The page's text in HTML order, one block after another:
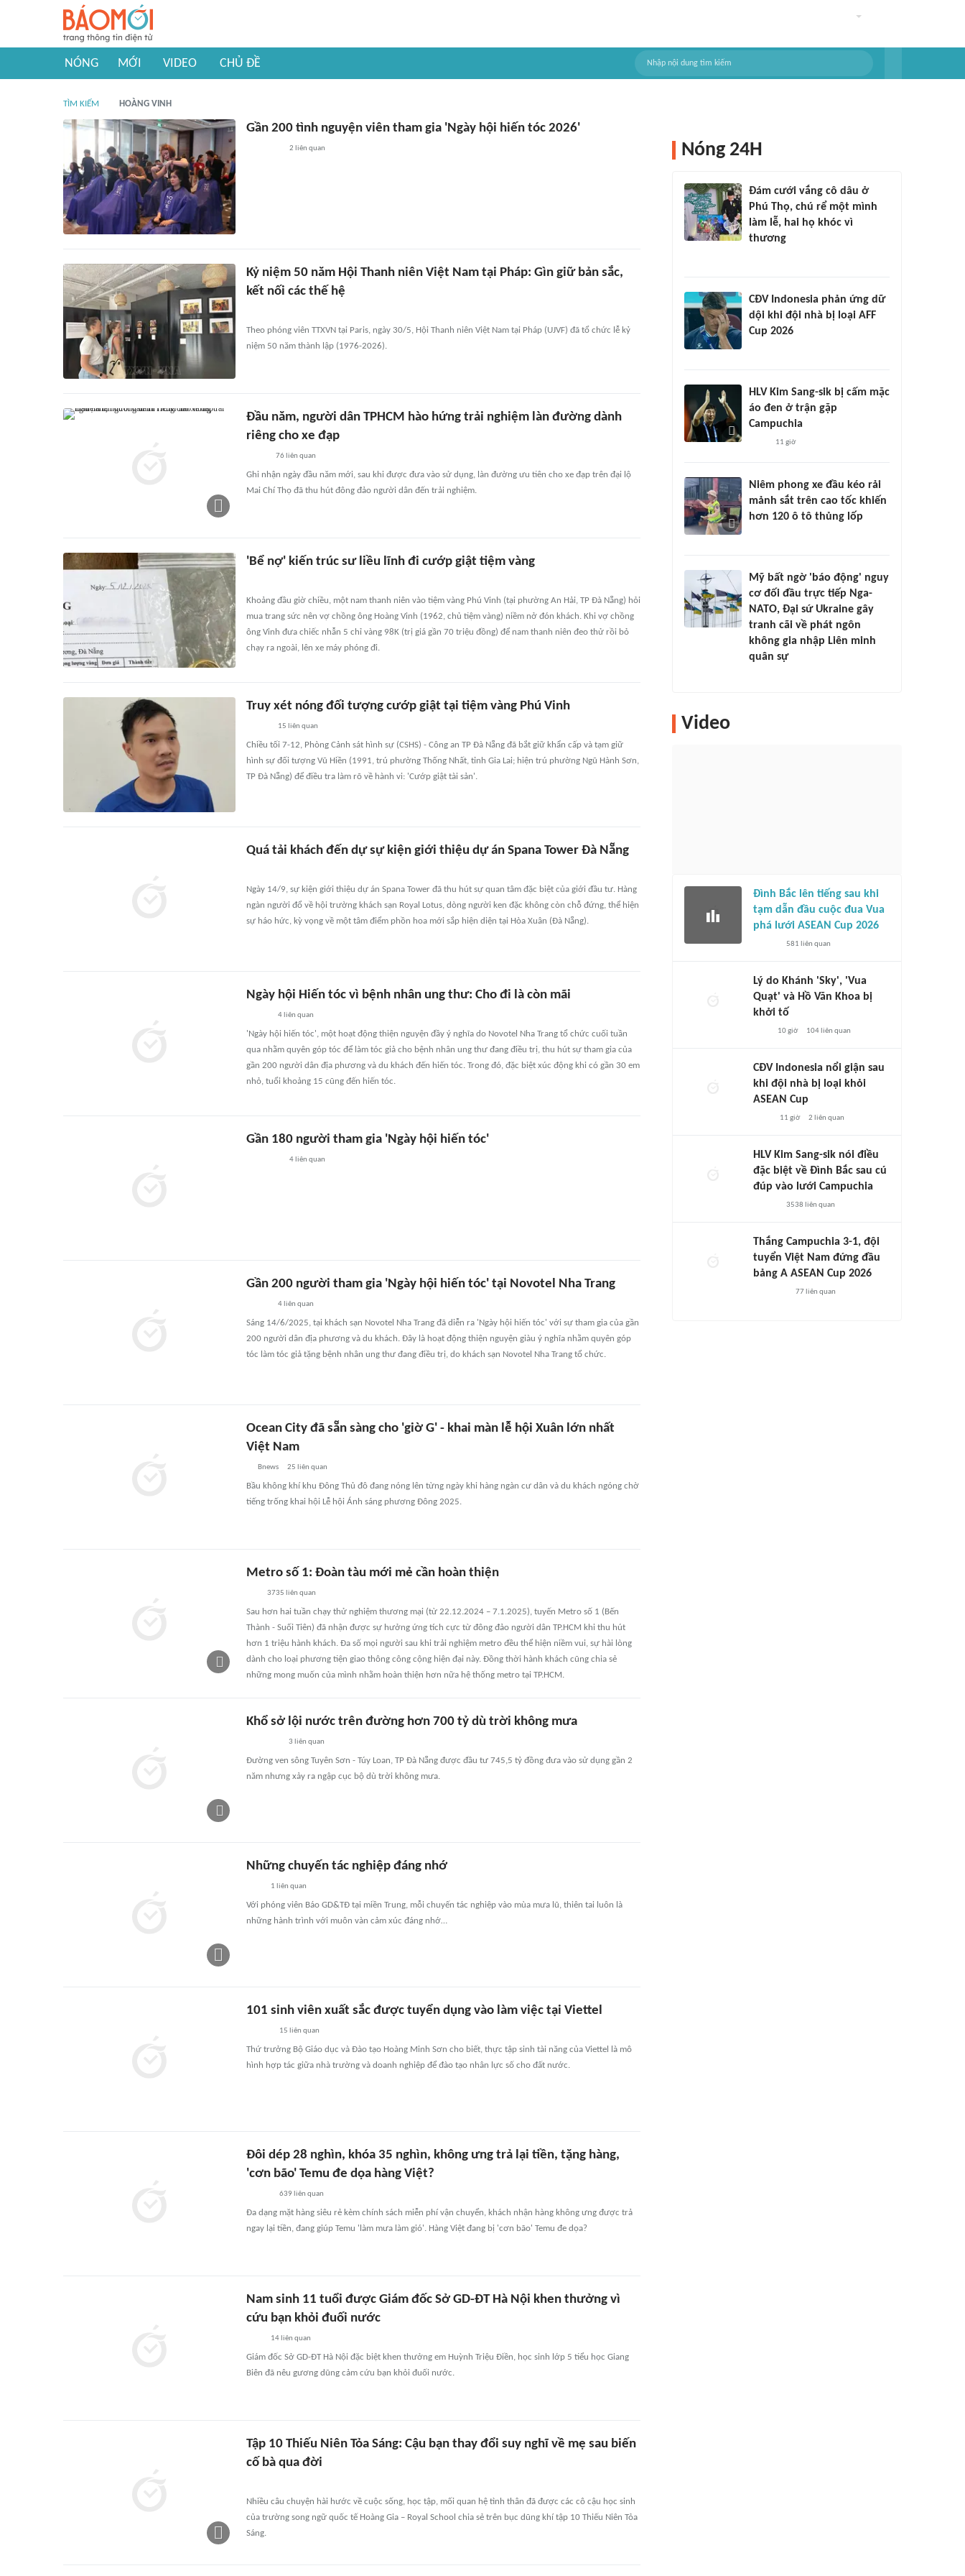
NÓNG MỚI VIDEO CHỦ ĐỀ
TÌM KIẾM HOÀNG VINH
Gần 200 tình nguyện viên tham gia 'Ngày hội hiến tóc 2026'
2 liên quan
Kỷ niệm 50 năm Hội Thanh niên Việt Nam tại Pháp: Gìn giữ bản sắc,
kết nối các thế hệ
Theo phóng viên TTXVN tại Paris, ngày 30/5, Hội Thanh niên Việt Nam tại Pháp (UJVF) đã tổ chức lễ kỷ
niệm 50 năm thành lập (1976-2026).
Đầu năm, người dân TPHCM hào hứng trải nghiệm làn đường dành
riêng cho xe đạp
76 liên quan
Ghi nhận ngày đầu năm mới, sau khi được đưa vào sử dụng, làn đường ưu tiên cho xe đạp trên đại lộ
Mai Chí Thọ đã thu hút đông đảo người dân đến trải nghiệm.
'Bể nợ' kiến trúc sư liều lĩnh đi cướp giật tiệm vàng
Khoảng đầu giờ chiều, một nam thanh niên vào tiệm vàng Phú Vinh (tại phường An Hải, TP Đà Nẵng) hỏi
mua trang sức nên vợ chồng ông Hoàng Vinh (1962, chủ tiệm vàng) niềm nở đón khách. Khi vợ chồng
ông Vinh đưa chiếc nhẫn 5 chỉ vàng 98K (trị giá gần 70 triệu đồng) để nam thanh niên đeo thử rồi bỏ
chạy ra ngoài, lên xe máy phóng đi.
Truy xét nóng đối tượng cướp giật tại tiệm vàng Phú Vinh
15 liên quan
Chiều tối 7-12, Phòng Cảnh sát hình sự (CSHS) - Công an TP Đà Nẵng đã bắt giữ khẩn cấp và tạm giữ
hình sự đối tượng Vũ Hiền (1991, trú phường Thống Nhất, tỉnh Gia Lai; hiện trú phường Ngũ Hành Sơn,
TP Đà Nẵng) để điều tra làm rõ về hành vi: 'Cướp giật tài sản'.
Quá tải khách đến dự sự kiện giới thiệu dự án Spana Tower Đà Nẵng
Ngày 14/9, sự kiện giới thiệu dự án Spana Tower đã thu hút sự quan tâm đặc biệt của giới đầu tư. Hàng
ngàn người đổ về hội trường khách sạn Royal Lotus, dòng người ken đặc không còn chỗ đứng, thể hiện
sự háo hức, kỳ vọng về một tâm điểm phồn hoa mới sắp hiện diện tại Hòa Xuân (Đà Nẵng).
Ngày hội Hiến tóc vì bệnh nhân ung thư: Cho đi là còn mãi
4 liên quan
'Ngày hội hiến tóc', một hoạt động thiện nguyện đầy ý nghĩa do Novotel Nha Trang tổ chức cuối tuần
qua nhằm quyên góp tóc để làm tóc giả cho bệnh nhân ung thư đang điều trị, thu hút sự tham gia của
gần 200 người dân địa phương và du khách đến hiến tóc. Trong đó, đặc biệt xúc động khi có gần 30 em
nhỏ, tuổi khoảng 15 cũng đến hiến tóc.
Gần 180 người tham gia 'Ngày hội hiến tóc'
4 liên quan
Gần 200 người tham gia 'Ngày hội hiến tóc' tại Novotel Nha Trang
4liên quan
Sáng 14/6/2025, tại khách sạn Novotel Nha Trang đã diễn ra 'Ngày hội hiến tóc' với sự tham gia của gần
200 người dân địa phương và du khách. Đây là hoạt động thiện nguyện giàu ý nghĩa nhằm quyên góp
tóc làm tóc giả tặng bệnh nhân ung thư đang điều trị, do khách sạn Novotel Nha Trang tổ chức.
Ocean City đã sẵn sàng cho 'giờ G' - khai màn lễ hội Xuân lớn nhất
Việt Nam
Bnews 25 liên quan
Bầu không khí khu Đông Thủ đô đang nóng lên từng ngày khi hàng ngàn cư dân và du khách ngóng chờ
tiếng trống khai hội Lễ hội Ánh sáng phương Đông 2025.
Metro số 1: Đoàn tàu mới mẻ cần hoàn thiện
3735 liên quan
Sau hơn hai tuần chạy thử nghiệm thương mại (từ 22.12.2024 – 7.1.2025), tuyến Metro số 1 (Bến
Thành - Suối Tiên) đã nhận được sự hưởng ứng tích cực từ đông đảo người dân TP.HCM khi thu hút
hơn 1 triệu hành khách. Đa số mọi người sau khi trải nghiệm metro đều thể hiện niềm vui, sự hài lòng
dành cho loại phương tiện giao thông công cộng hiện đại này. Đồng thời hành khách cũng chia sẻ
những mong muốn của mình nhằm hoàn thiện hơn nữa hệ thống metro tại TP.HCM.
Khổ sở lội nước trên đường hơn 700 tỷ dù trời không mưa
3 liên quan
Đường ven sông Tuyên Sơn - Túy Loan, TP Đà Nẵng được đầu tư 745,5 tỷ đồng đưa vào sử dụng gần 2
năm nhưng xảy ra ngập cục bộ dù trời không mưa.
Những chuyến tác nghiệp đáng nhớ
1 liên quan
Với phóng viên Báo GD&TĐ tại miền Trung, mỗi chuyến tác nghiệp vào mùa mưa lũ, thiên tai luôn là
những hành trình với muôn vàn cảm xúc đáng nhớ…
101 sinh viên xuất sắc được tuyển dụng vào làm việc tại Viettel
15 liên quan
Thứ trưởng Bộ Giáo dục và Đào tạo Hoàng Minh Sơn cho biết, thực tập sinh tài năng của Viettel là mô
hình hợp tác giữa nhà trường và doanh nghiệp để đào tạo nhân lực số cho đất nước.
Đôi dép 28 nghìn, khóa 35 nghìn, không ưng trả lại tiền, tặng hàng,
'cơn bão' Temu đe dọa hàng Việt?
639 liên quan
Đa dạng mặt hàng siêu rẻ kèm chính sách miễn phí vận chuyển, khách nhận hàng không ưng được trả
ngay lại tiền, đang giúp Temu 'làm mưa làm gió'. Hàng Việt đang bị 'cơn bão' Temu đe dọa?
Nam sinh 11 tuổi được Giám đốc Sở GD-ĐT Hà Nội khen thưởng vì
cứu bạn khỏi đuối nước
14liên quan
Giám đốc Sở GD-ĐT Hà Nội đặc biệt khen thưởng em Huỳnh Triệu Điền, học sinh lớp 5 tiểu học Giang
Biên đã nêu gương dũng cảm cứu bạn khỏi đuối nước.
Tập 10 Thiếu Niên Tỏa Sáng: Cậu bạn thay đổi suy nghĩ về mẹ sau biến
cố bà qua đời
Nhiều câu chuyện hài hước về cuộc sống, học tập, mối quan hệ tình thân đã được các cô cậu học sinh
của trường song ngữ quốc tế Hoàng Gia – Royal School chia sẻ trên bục dũng khí tập 10 Thiếu Niên Tỏa
Sáng.
Nóng 24H
Đám cưới vắng cô dâu ở
Phú Thọ, chú rể một mình
làm lễ, hai họ khóc vì
thương
CĐV Indonesia phản ứng dữ
dội khi đội nhà bị loại AFF
Cup 2026
HLV Kim Sang-sik bị cấm mặc
áo đen ở trận gặp
Campuchia
11 giờ
Niêm phong xe đầu kéo rải
mảnh sắt trên cao tốc khiến
hơn 120 ô tô thủng lốp
Mỹ bất ngờ 'báo động' nguy
cơ đối đầu trực tiếp Nga-
NATO, Đại sứ Ukraine gây
tranh cãi về phát ngôn
không gia nhập Liên minh
quân sự
Video
Đình Bắc lên tiếng sau khi
tạm dẫn đầu cuộc đua Vua
phá lưới ASEAN Cup 2026
581 liên quan
Lý do Khánh 'Sky', 'Vua
Quạt' và Hồ Văn Khoa bị
khởi tố
10 giờ 104liên quan
CĐV Indonesia nổi giận sau
khi đội nhà bị loại khỏi
ASEAN Cup
11 giờ 2 liên quan
HLV Kim Sang-sik nói điều
đặc biệt về Đình Bắc sau cú
đúp vào lưới Campuchia
3538 liên quan
Thắng Campuchia 3-1, đội
tuyển Việt Nam đứng đầu
bảng A ASEAN Cup 2026
77liên quan